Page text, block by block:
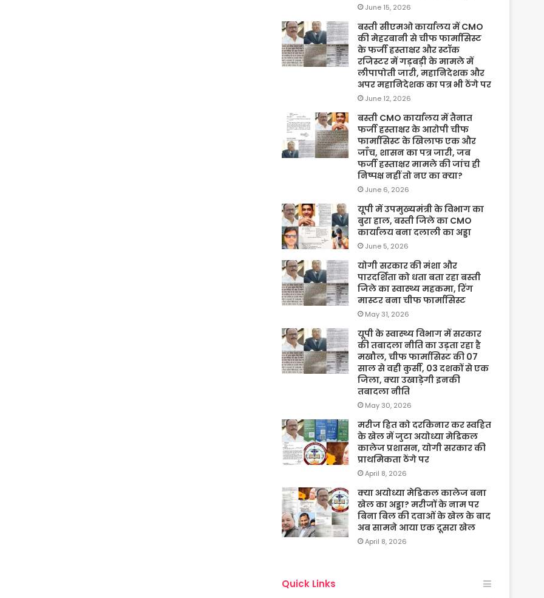
June 15, 2026
बस्ती सीएमओ कार्यालय में CMO
की मेहरबानी से चीफ फार्मासिस्ट
के फर्जी हस्ताक्षर और स्टॉक
रजिस्टर में गड़बड़ी के मामले में
लीपापोती जारी, महानिदेशक और
अपर महानिदेशक का पत्र भी ठेंगे पर
June 12, 2026
बस्ती CMO कार्यालय में तैनात
फर्जी हस्ताक्षर के आरोपी चीफ
फार्मासिस्ट के खिलाफ एक और
जाँच, शासन का पत्र जारी, जब
फर्जी हस्ताक्षर मामले की जांच ही
निष्पक्ष नहीं तो नए का क्या?
June 6, 2026
यूपी में उपमुख्यमंत्री के विभाग का
बुरा हाल, बस्ती जिले का CMO
कार्यालय बना दलाली का अड्डा
June 5, 2026
योगी सरकार की मंशा और
पारदर्शिता को धता बता रहा बस्ती
जिले का स्वास्थ्य महकमा, रिंग
मास्टर बना चीफ फार्मासिस्ट
May 31, 2026
यूपी के स्वास्थ्य विभाग में सरकार
की तबादला नीति का उड़ता रहा है
मखौल, चीफ फार्मासिस्ट की 07
साल से वही कुर्सी, 03 दशकों से एक
जिला, क्या उखाड़ेगी इनकी
तबादला नीति
May 30, 2026
मरीज हित को दरकिनार कर स्वहित
के खेल में जुटा अयोध्या मेडिकल
कालेज प्रशासन, योगी सरकार की
प्राथमिकता ठेंगे पर
April 8, 2026
क्या अयोध्या मेडिकल कालेज बना
खेल का अड्डा? मरीजों के नाम पर
बिना बिल की दवाओं के खेल के बाद
अब सामने आया एक दूसरा खेल
April 8, 2026
Quick Links